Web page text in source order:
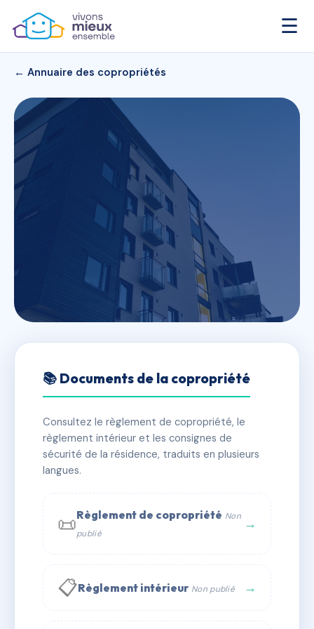
☰
← Annuaire des copropriétés
1 traverse Montmajour
✓ Immatriculée 🏠 6 lots 🏗 1 bâtiment(s)
📞 Contacter Syndic Digital
📚 Documents de la copropriété
Consultez le règlement de copropriété, le
règlement intérieur et les consignes de
sécurité de la résidence, traduits en plusieurs
langues.
📜Règlement de copropriété Non
publié
→
📋Règlement intérieur Non publié →